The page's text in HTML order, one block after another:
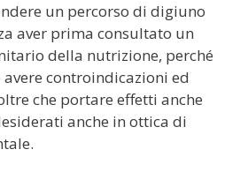
un percorso di digiuno
aver prima consultato un
della nutrizione, perché
controindicazioni ed
che portare effetti anche
anche in ottica di